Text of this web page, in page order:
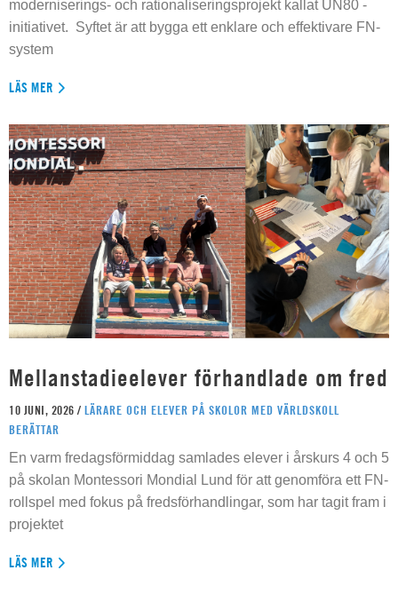
moderniserings- och rationaliseringsprojekt kallat UN80 -
initiativet. Syftet är att bygga ett enklare och effektivare FN-
system
LÄS MER
Mellanstadieelever förhandlade om fred
10 JUNI, 2026 / LÄRARE OCH ELEVER PÅ SKOLOR MED VÄRLDSKOLL
BERÄTTAR
En varm fredagsförmiddag samlades elever i årskurs 4 och 5
på skolan Montessori Mondial Lund för att genomföra ett FN-
rollspel med fokus på fredsförhandlingar, som har tagit fram i
projektet
LÄS MER